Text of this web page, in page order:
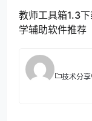
教师工具箱1.3
学辅助软件推荐
技术分享